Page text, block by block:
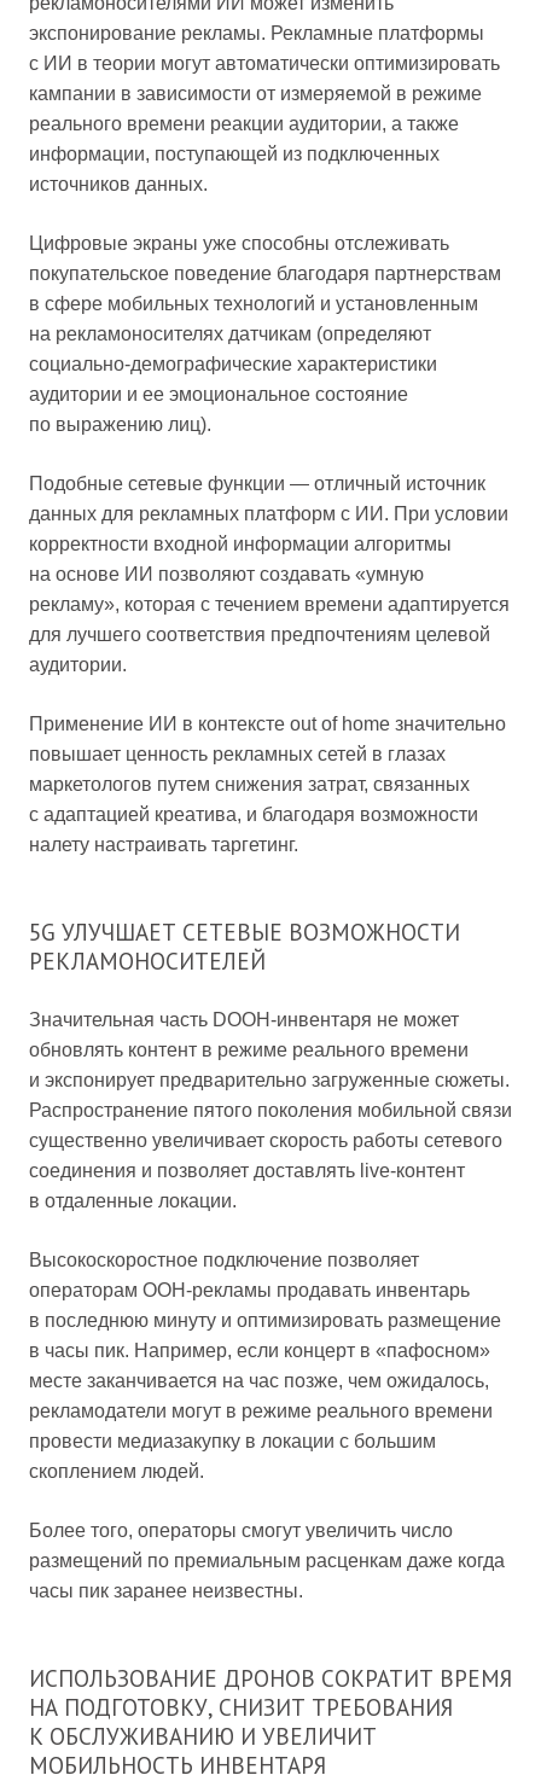
экспонирование рекламы. Рекламные платформы
с ИИ в теории могут автоматически оптимизировать
кампании в зависимости от измеряемой в режиме
реального времени реакции аудитории, а также
информации, поступающей из подключенных
источников данных.
Цифровые экраны уже способны отслеживать
покупательское поведение благодаря партнерствам
в сфере мобильных технологий и установленным
на рекламоносителях датчикам (определяют
социально-демографические характеристики
аудитории и ее эмоциональное состояние
по выражению лиц).
Подобные сетевые функции — отличный источник
данных для рекламных платформ с ИИ. При условии
корректности входной информации алгоритмы
на основе ИИ позволяют создавать «умную
рекламу», которая с течением времени адаптируется
для лучшего соответствия предпочтениям целевой
аудитории.
Применение ИИ в контексте out of home значительно
повышает ценность рекламных сетей в глазах
маркетологов путем снижения затрат, связанных
с адаптацией креатива, и благодаря возможности
налету настраивать таргетинг.
5G УЛУЧШАЕТ СЕТЕВЫЕ ВОЗМОЖНОСТИ
РЕКЛАМОНОСИТЕЛЕЙ
Значительная часть DOOH-инвентаря не может
обновлять контент в режиме реального времени
и экспонирует предварительно загруженные сюжеты.
Распространение пятого поколения мобильной связи
существенно увеличивает скорость работы сетевого
соединения и позволяет доставлять live-контент
в отдаленные локации.
Высокоскоростное подключение позволяет
операторам OOH-рекламы продавать инвентарь
в последнюю минуту и оптимизировать размещение
в часы пик. Например, если концерт в «пафосном»
месте заканчивается на час позже, чем ожидалось,
рекламодатели могут в режиме реального времени
провести медиазакупку в локации с большим
скоплением людей.
Более того, операторы смогут увеличить число
размещений по премиальным расценкам даже когда
часы пик заранее неизвестны.
ИСПОЛЬЗОВАНИЕ ДРОНОВ СОКРАТИТ ВРЕМЯ
НА ПОДГОТОВКУ, СНИЗИТ ТРЕБОВАНИЯ
К ОБСЛУЖИВАНИЮ И УВЕЛИЧИТ
МОБИЛЬНОСТЬ ИНВЕНТАРЯ